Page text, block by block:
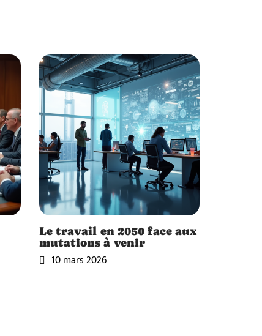
Le travail en 2050 face aux
mutations à venir
10 mars 2026